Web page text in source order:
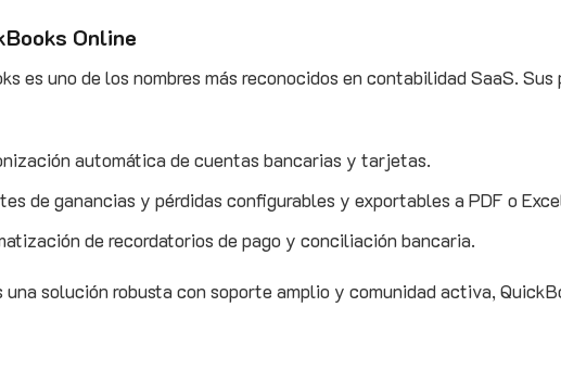
Online
es uno de los nombres más reconocidos en contabilidad SaaS.
automática de cuentas bancarias y tarjetas.
de ganancias y pérdidas configurables y exportables a PDF o
de recordatorios de pago y conciliación bancaria.
una solución robusta con soporte amplio y comunidad activa,